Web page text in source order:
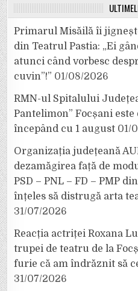
Primarul Misăilă îi
din Teatrul Pastia: „Ei
atunci când vorbesc
cuvin”!” 01/08/2026
RMN-ul Spitalului
Pantelimon” Focșani
începând cu 1 august 01/
Organizația județeană
dezamăgirea față de
PSD – PNL – FD – PMP
înțeles să distrugă arta
31/07/2026
Reacția actriței Roxana
trupei de teatru de la
furie că am îndrăznit să
31/07/2026